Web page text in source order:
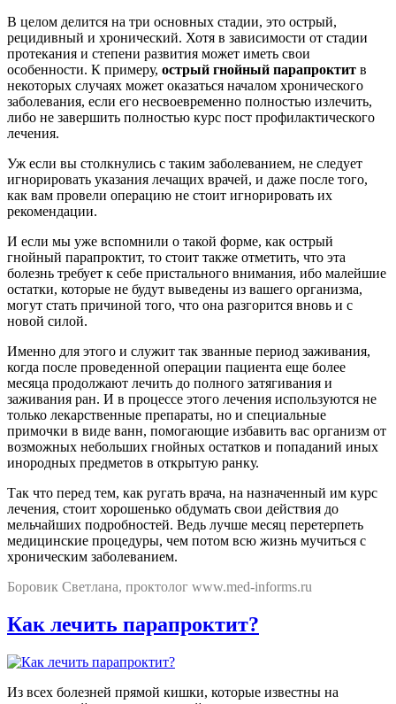
В целом делится на три основных стадии, это острый,
рецидивный и хронический. Хотя в зависимости от стадии
протекания и степени развития может иметь свои
особенности. К примеру, острый гнойный парапроктит в
некоторых случаях может оказаться началом хронического
заболевания, если его несвоевременно полностью излечить,
либо не завершить полностью курс пост профилактического
лечения.
Уж если вы столкнулись с таким заболеванием, не следует
игнорировать указания лечащих врачей, и даже после того,
как вам провели операцию не стоит игнорировать их
рекомендации.
И если мы уже вспомнили о такой форме, как острый
гнойный парапроктит, то стоит также отметить, что эта
болезнь требует к себе пристального внимания, ибо малейшие
остатки, которые не будут выведены из вашего организма,
могут стать причиной того, что она разгорится вновь и с
новой силой.
Именно для этого и служит так званные период заживания,
когда после проведенной операции пациента еще более
месяца продолжают лечить до полного затягивания и
заживания ран. И в процессе этого лечения используются не
только лекарственные препараты, но и специальные
примочки в виде ванн, помогающие избавить вас организм от
возможных небольших гнойных остатков и попаданий иных
инородных предметов в открытую ранку.
Так что перед тем, как ругать врача, на назначенный им курс
лечения, стоит хорошенько обдумать свои действия до
мельчайших подробностей. Ведь лучше месяц перетерпеть
медицинские процедуры, чем потом всю жизнь мучиться с
хроническим заболеванием.
Боровик Светлана, проктолог www.med-informs.ru
Как лечить парапроктит?
Из всех болезней прямой кишки, которые известны на